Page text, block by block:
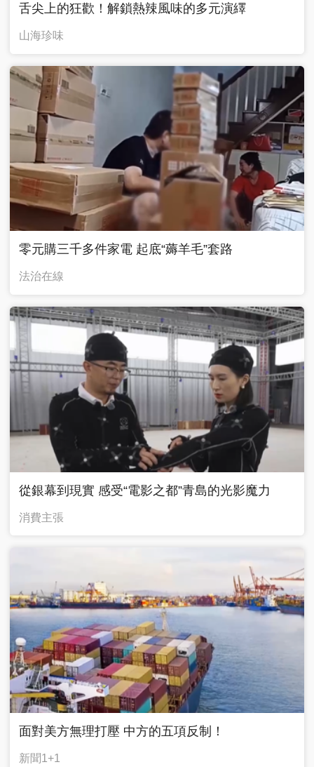
舌尖上的狂歡！解鎖熱辣風味的多元演繹
山海珍味
零元購三千多件家電 起底“薅羊毛”套路
法治在線
從銀幕到現實 感受“電影之都”青島的光影魔力
消費主張
面對美方無理打壓 中方的五項反制！
新聞1+1